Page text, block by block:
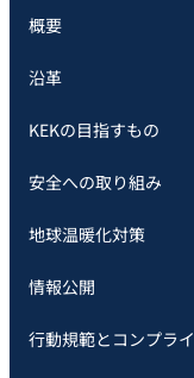
概要
沿革
KEKの目指すもの
安全への取り組み
地球温暖化対策
情報公開
行動規範とコンプラ